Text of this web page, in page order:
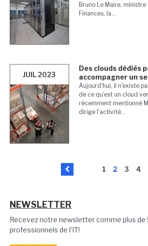
Bruno Le Maire,
Finances, la...
JUIL 2023
Des clouds dédiés
accompagner un
Aujourd'hui, il n'existe
de ce qu'est un cloud
récemment mentionné
dirige l'activité...
1 2 3 4
NEWSLETTER
Recevez notre newsletter comme plus
professionnels de l'IT!